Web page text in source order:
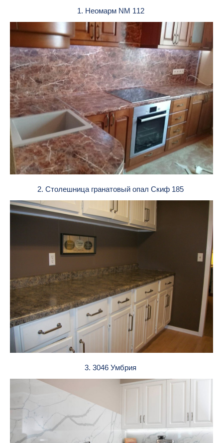
1. Неомарм NM 112
2. Столешница гранатовый опал Скиф 185
3. 3046 Умбрия